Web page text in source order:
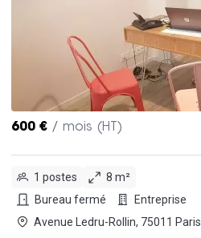
600 € / mois (HT)
1 postes
8 m²
Bureau fermé
Entreprise
Avenue Ledru-Rollin, 75011 Paris